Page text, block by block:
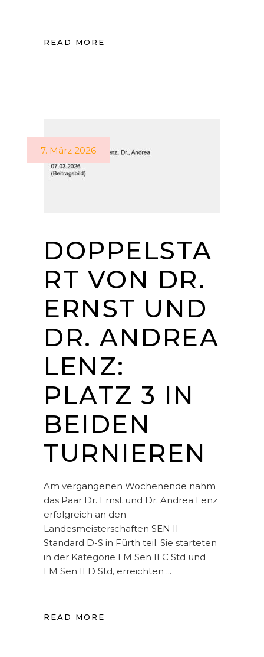
READ MORE
7. März 2026
DOPPELSTA
RT VON DR.
ERNST UND
DR. ANDREA
LENZ:
PLATZ 3 IN
BEIDEN
TURNIEREN
Am vergangenen Wochenende nahm
das Paar Dr. Ernst und Dr. Andrea Lenz
erfolgreich an den
Landesmeisterschaften SEN II
Standard D-S in Fürth teil. Sie starteten
in der Kategorie LM Sen II C Std und
LM Sen II D Std, erreichten
READ MORE